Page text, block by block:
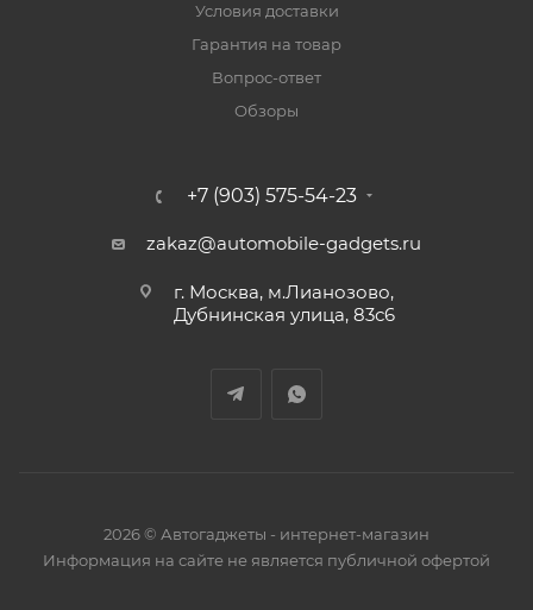
Условия доставки
Гарантия на товар
Вопрос-ответ
Обзоры
+7 (903) 575-54-23
zakaz@automobile-gadgets.ru
г. Москва, м.Лианозово,
Дубнинская улица, 83с6
2026 © Автогаджеты - интернет-магазин
Информация на сайте не является публичной офертой